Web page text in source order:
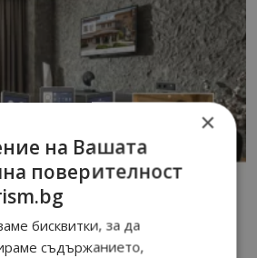
×
на Вашата
поверителност
бисквитки, за да
съдържанието,